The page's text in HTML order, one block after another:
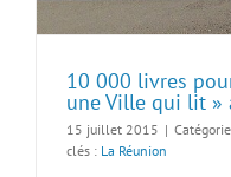
10 000 livres
une Ville qui lit »
15 juillet 2015 |
clés : La Réunion